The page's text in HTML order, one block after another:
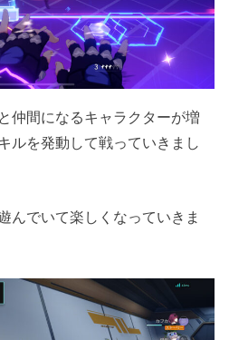
仲間になるキャラクターが増
ルを発動して戦っていきまし
んでいて楽しくなっていきま